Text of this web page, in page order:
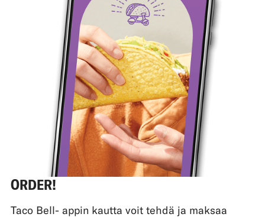
ORDER!
Taco Bell- appin kautta voit tehdä ja maksaa